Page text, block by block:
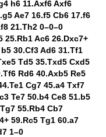
h6 11.Axf6 Axf6
Ae7 16.f5 Cb6 17.f6
21.Th2 0–0–0
25.Rb1 Ac6 26.Dxc7+
30.Cf3 Ad6 31.Tf1
Td5 35.Txd5 Cxd5
Rd6 40.Axb5 Re5
Cg7 45.a4 Txf7
Te7 50.b4 Ce8 51.b5
55.Rb4 Cb7
59.Rc5 Tg1 60.a7
1–0